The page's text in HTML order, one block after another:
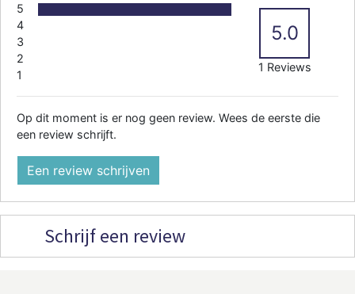
5
4
3
2
1
5.0
1 Reviews
Op dit moment is er nog geen review. Wees de eerste die
een review schrijft.
Een review schrijven
Schrijf een review